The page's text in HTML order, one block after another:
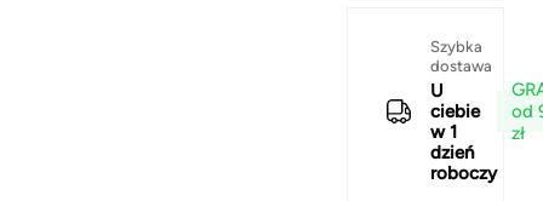
Szybka
dostawa
U
ciebie
w 1
dzień
roboczy
od
zł